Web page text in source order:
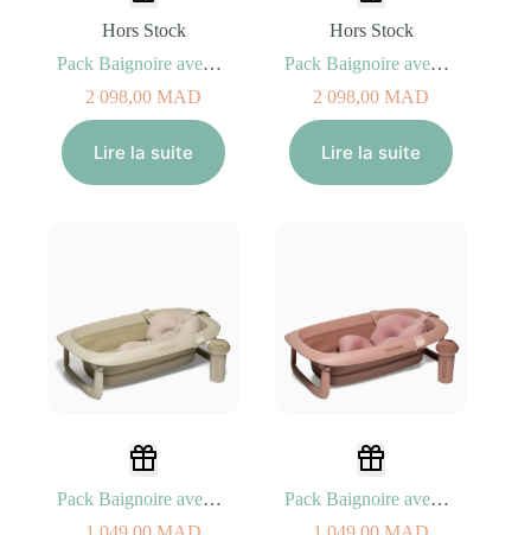
Hors Stock
Pack Baignoire avec Coussin et Rince Cheveux + Support Beige fané
2 098,00 MAD
Lire la suite
Hors Stock
Pack Baignoire avec Coussin et Rince Cheveux + Support Rose délavé
2 098,00 MAD
Lire la suite
Pack Baignoire avec Coussin et Rince Cheveux Beige fané
Pack Baignoire avec Coussin et Rince Cheveux Rose délavé